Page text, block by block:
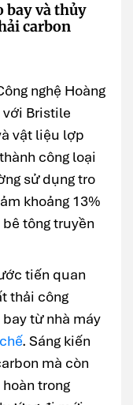
bay và thủy
carbon
nghệ Hoàng
với Bristile
vật liệu lợp
công loại
sử dụng tro
khoảng 13%
tông truyền
tiến quan
thải công
từ nhà máy
. Sáng kiến
mà còn
trong